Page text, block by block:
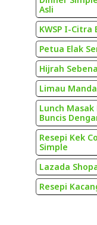
Asli
KWSP I-Citra
Petua Elak
Hijrah
Limau
Lunch
Buncis
Resepi Kek
Simple
Lazada
Resepi